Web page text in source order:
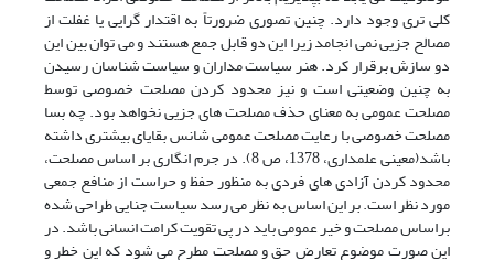
کلی تری وجود دارد. چنین تصوری ضرورتاً به اقتدار گرایی یا غفلت از
مصالح جزیی نمی انجامد زیرا این دو قابل جمع هستند و می توان بین این
دو سازش برقرار کرد. هنر سیاست مداران و سیاست شناسان رسیدن
به چنین وضعیتی است و نیز محدود کردن مصلحت خصوصی توسط
مصلحت عمومی به معنای حذف مصلحت های جزیی نخواهد بود. چه بسا
مصلحت خصوصی با رعایت مصلحت عمومی شانس بقایای بیشتری داشته
باشد(معینی علمداری، 1378، ص 8). در جرم انگاری بر اساس مصلحت،
محدود کردن آزادی های فردی به منظور حفظ و حراست از منافع جمعی
مورد نظر است. بر این اساس به نظر می رسد سیاست جنایی طراحی شده
براساس مصلحت و خیر عمومی باید در پی تقویت کرامت انسانی باشد. در
این صورت موضوع تعارض حق و مصلحت مطرح می شود که این خطر و